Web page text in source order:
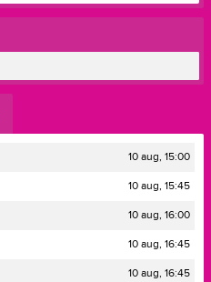
10 aug, 15:00
10 aug, 15:45
10 aug, 16:00
10 aug, 16:45
10 aug, 16:45